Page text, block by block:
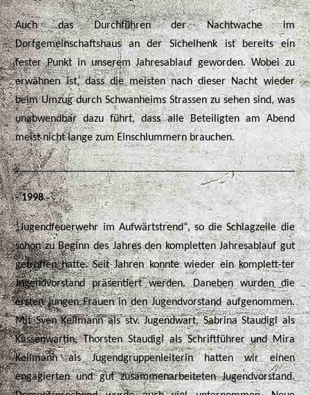
Auch das Durchführen der Nachtwache im
Dorfgemeinschaftshaus an der Sichelhenk ist bereits ein
fester Punkt in unserem Jahresablauf geworden. Wobei zu
erwähnen ist, dass die meisten nach dieser Nacht wieder
beim Umzug durch Schwanheims Strassen zu sehen sind, was
unabwendbar dazu führt, dass alle Beteiligten am Abend
meist nicht lange zum Einschlummern brauchen.
- 1998-
„Jugendfeuerwehr im Aufwärtstrend“, so die Schlagzeile die
schon zu Beginn des Jahres den kompletten Jahresablauf gut
getroffen hatte. Seit Jahren konnte wieder ein komplett-ter
Jugendvorstand präsentiert werden. Daneben wurden die
ersten jungen Frauen in den Jugendvorstand aufgenommen.
Mit Sven Keilmann als stv. Jugendwart, Sabrina Staudigl als
Kassenwartin, Thorsten Staudigl als Schriftführer und Mira
Keilmann als Jugendgruppenleiterin hatten wir einen
engagierten und gut zusammenarbeiteten Jugendvorstand.